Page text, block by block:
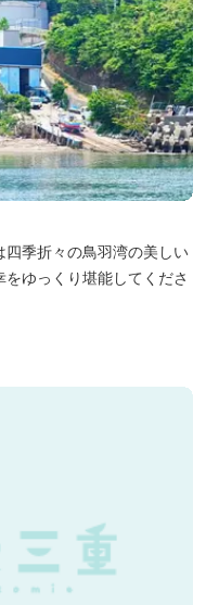
季折々の鳥羽湾の美しい
ゆっくり堪能してくださ